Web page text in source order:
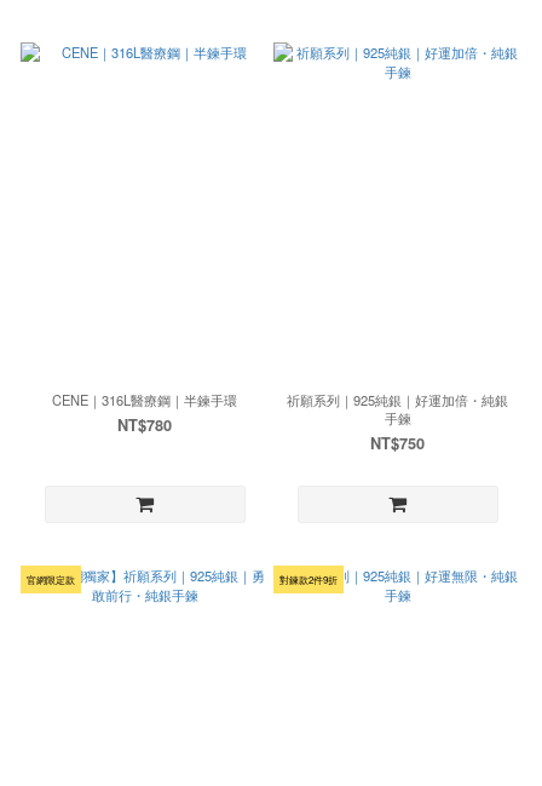
CENE｜316L醫療鋼｜半鍊手環
NT$780
祈願系列｜925純銀｜好運加倍・純銀
手鍊
NT$750
官網限定款 對鍊款2件9折